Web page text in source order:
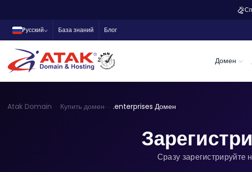
Pусский База знаний Блог
Домен
Atak Domain Купить домен .enterprises Домен
Сразу